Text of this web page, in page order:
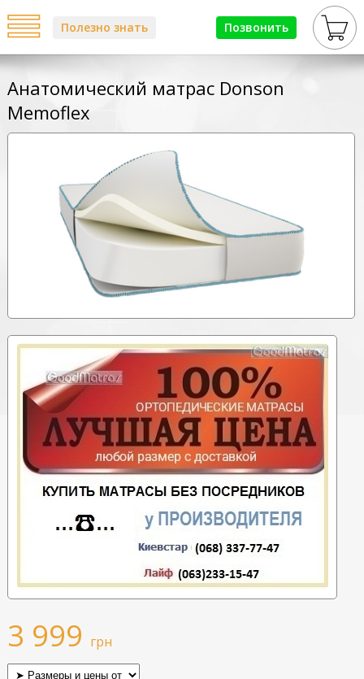
Позвонить
Полезно знать
Анатомический матрас Donson
Memoflex
3 999 грн